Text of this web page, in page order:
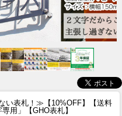
い表札！≫ 【10%OFF】【送料
用」【GHO表札】